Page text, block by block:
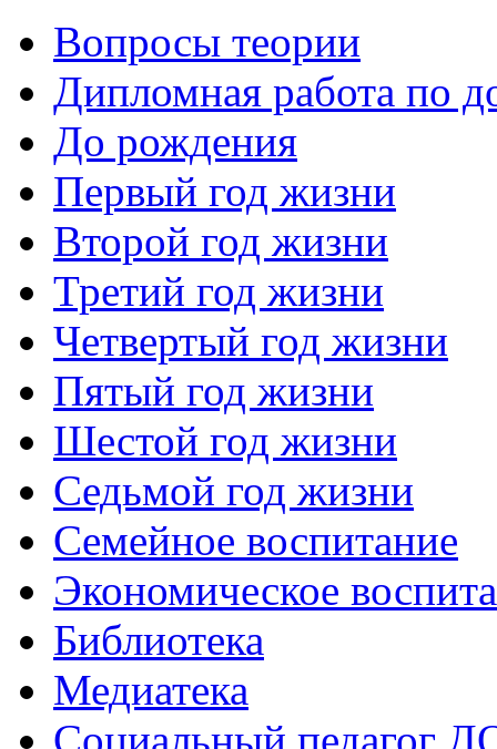
Вопросы теории
Дипломная работа по
До рождения
Первый год жизни
Второй год жизни
Третий год жизни
Четвертый год жизни
Пятый год жизни
Шестой год жизни
Седьмой год жизни
Семейное воспитание
Экономическое
Библиотека
Медиатека